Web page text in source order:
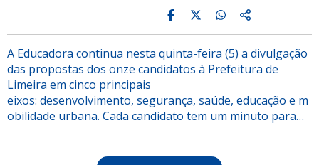
A Educadora continua nesta quinta-feira (5) a divulgação
das propostas dos onze candidatos à Prefeitura de
Limeira em cinco principais
eixos: desenvolvimento, segurança, saúde, educação e m
obilidade urbana. Cada candidato tem um minuto para…